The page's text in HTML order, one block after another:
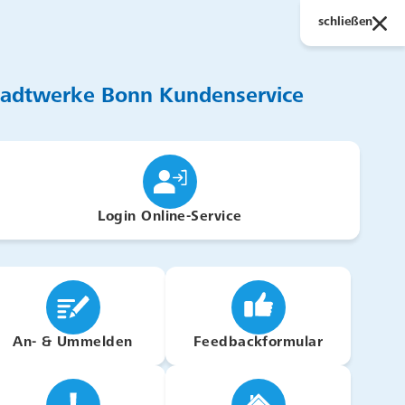
mit BonnPlus Wärme
zuverlässigen und effizienten
Ihnen die Antwort: unsere
schließen
Bonn Kundenservice
Login Online-Service
An- & Ummelden Feedbackformular